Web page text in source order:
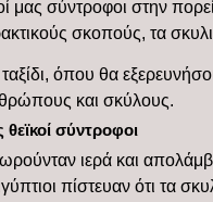
μας σύντροφοι στην
σκοπούς, τα
όπου θα
και σκύλους.
σύντροφοι
ιερά και
πίστευαν ότι τα